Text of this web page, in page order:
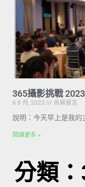
365攝影挑戰
6 9 月, 2023
尚無留言
說明：今天早上是我的
閱讀更多 »
分類